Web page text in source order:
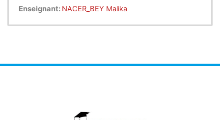
Enseignant: NACER_BEY Malika